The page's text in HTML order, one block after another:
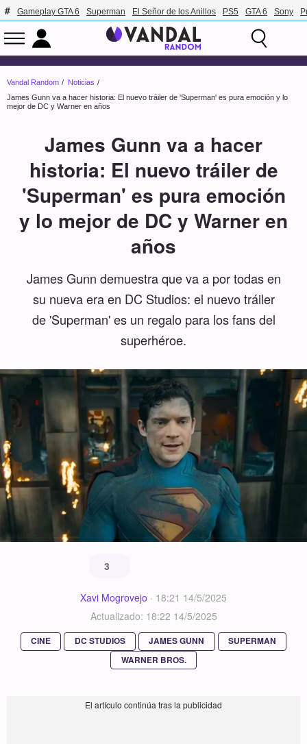
Gameplay GTA 6 Superman El Señor de los Anillos PS5 GTA 6 Sony
Vandal Random
Noticias
James Gunn va a hacer historia: El nuevo tráiler de 'Superman' es pura emoción y lo
mejor de DC y Warner en años
James Gunn va a hacer
historia: El nuevo tráiler de
'Superman' es pura emoción
y lo mejor de DC y Warner en
años
James Gunn demuestra que va a por todas en
su nueva era en DC Studios: el nuevo tráiler
de 'Superman' es un regalo para los fans del
superhéroe.
3
Xavi Mogrovejo · 18:21 14/5/2025
Actualizado: 18:22 14/5/2025
CINE DC STUDIOS JAMES GUNN
SUPERMAN
WARNER BROS.